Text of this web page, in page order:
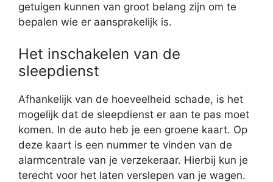
getuigen kunnen van groot belang zijn om te
bepalen wie er aansprakelijk is.
Het inschakelen van de
sleepdienst
Afhankelijk van de hoeveelheid schade, is het
mogelijk dat de sleepdienst er aan te pas moet
komen. In de auto heb je een groene kaart. Op
deze kaart is een nummer te vinden van de
alarmcentrale van je verzekeraar. Hierbij kun je
terecht voor het laten verslepen van je wagen.